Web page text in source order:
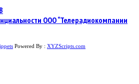
ООО “Телерадиокомпании
Powered By : XYZScripts.com